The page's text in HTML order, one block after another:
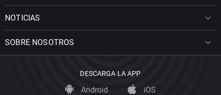
NOTICIAS
SOBRE NOSOTROS
DESCARGA LA APP
Android iOS